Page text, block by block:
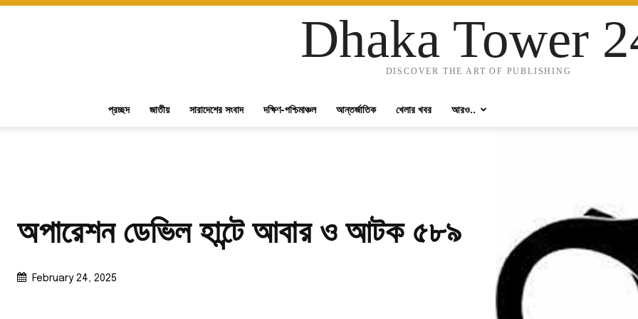
Dhaka Tower
DISCOVER THE ART OF PUBLISHING
প্রচ্ছদ জাতীয় সারাদেশের সংবাদ দক্ষিণ-পশ্চিমাঞ্চল আন্তর্জাতিক খেলার খবর আরও..
অপারেশন ডেভিল হান্টে আবার ও আটক ৫৮৯
February 24, 2025